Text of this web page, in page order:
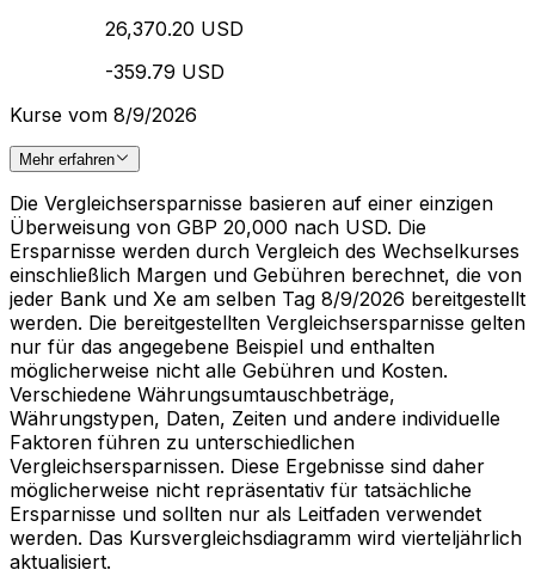
26,370.20 USD
-359.79 USD
Kurse vom 8/9/2026
Mehr erfahren
Die Vergleichsersparnisse basieren auf einer einzigen
Überweisung von GBP 20,000 nach USD. Die
Ersparnisse werden durch Vergleich des Wechselkurses
einschließlich Margen und Gebühren berechnet, die von
jeder Bank und Xe am selben Tag 8/9/2026 bereitgestellt
werden. Die bereitgestellten Vergleichsersparnisse gelten
nur für das angegebene Beispiel und enthalten
möglicherweise nicht alle Gebühren und Kosten.
Verschiedene Währungsumtauschbeträge,
Währungstypen, Daten, Zeiten und andere individuelle
Faktoren führen zu unterschiedlichen
Vergleichsersparnissen. Diese Ergebnisse sind daher
möglicherweise nicht repräsentativ für tatsächliche
Ersparnisse und sollten nur als Leitfaden verwendet
werden. Das Kursvergleichsdiagramm wird vierteljährlich
aktualisiert.